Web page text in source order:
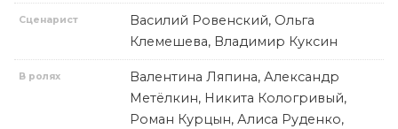
Сценарист
Василий Ровенский, Ольга
Клемешева, Владимир Куксин
В ролях
Валентина Ляпина, Александр
Метёлкин, Никита Кологривый,
Роман Курцын, Алиса Руденко,